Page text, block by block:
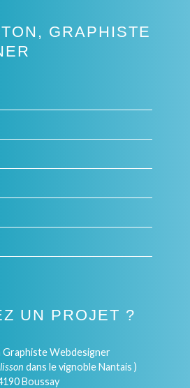
GRAPHISTE
UN PROJET ?
Webdesigner
dans le vignoble Nantais )
Boussay